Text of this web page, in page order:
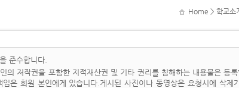
Home > 학교소
준수합니다.
의 저작권을 포함한 지적재산권 및 기타 권리를 침해하는 내용물은 등
은 회원 본인에게 있습니다.게시된 사진이나 동영상은 요청시에 삭제